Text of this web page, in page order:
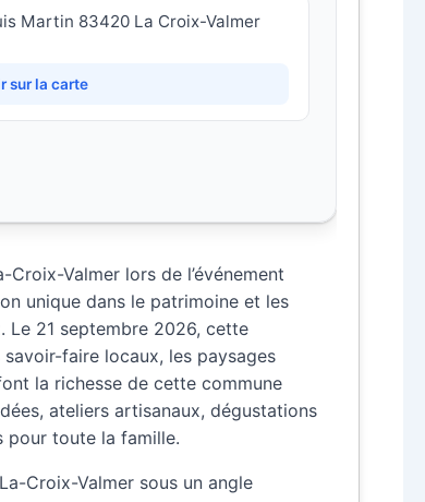
Martin 83420 La Croix-Valmer
sur la carte
Valmer lors de l’événement
unique dans le patrimoine et les
Le 21 septembre 2026, cette
faire locaux, les paysages
la richesse de cette commune
ateliers artisanaux, dégustations
pour toute la famille.
Croix-Valmer sous un angle